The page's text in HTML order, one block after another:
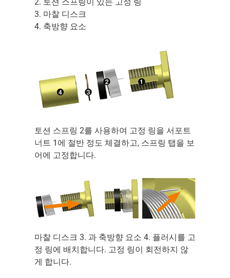
3. 마찰 디스크
4. 축방향 요소
토션 스프링 2를 사용하여 고정 링을 서포트
너트 1에 절반 정도 체결하고, 스프링 탭을 보
어에 고정합니다.
마찰 디스크 3. 과 축방향 요소 4. 플러시를 고
정 링에 배치합니다. 고정 링이 회전하지 않
게 합니다.